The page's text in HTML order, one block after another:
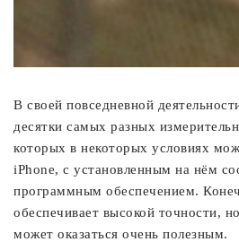
В своей повседневной
десятки самых разных
которых в некоторых условиях
iPhone, с установленным на нём
программным обеспечением.
обеспечивает высокой точности,
может оказаться очень полезным.